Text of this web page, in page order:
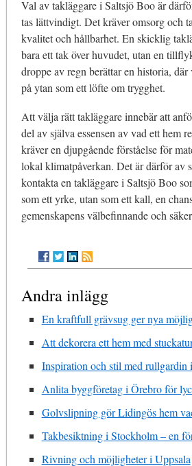
Val av takläggare i Saltsjö Boo är
tas lättvindigt. Det kräver omsorg och
kvalitet och hållbarhet. En skicklig
bara ett tak över huvudet, utan en
droppe av regn berättar en historia, där
på ytan som ett löfte om trygghet.
Att välja rätt takläggare innebär att
del av själva essensen av vad ett hem
kräver en djupgående förståelse för
lokal klimatpåverkan. Det är därför av
kontakta en takläggare i Saltsjö Boo
som ett yrke, utan som ett kall, en
gemenskapens välbefinnande och
Andra inlägg
En kraftfull grävsug ger nya
Att dekorera ett hem med
Inspiration och stil med rullgardin
Anlita byggföretag i Örebro för
Golvslipning gör Lidingös hem
Takbesiktning i Stockholm – en
Rivning och möjligheter i Uppsala